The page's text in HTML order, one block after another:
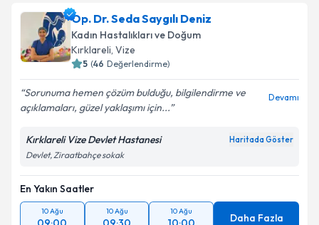
Op. Dr. Günel Gulıyevaiçin randevu takvimi talebi
oluşturun. Size bu uzmandan randevu almanız için bir
takvim hazırlandığında e-posta ile bilgilendireceğiz.
Kişisel verilerimin işlenmesine ilişkin
Aydınlatma
Metni'ni okudum ve kişisel verilerimin belirtilen
kapsamda işlenmesini kabul ediyorum.
Takvim Talebini Gönder
Op. Dr. Seda Saygılı Deniz
Kadın Hastalıkları ve Doğum
Kırklareli, Vize
5 (46 Değerlendirme)
Sorunuma hemen çözüm bulduğu, bilgilendirme ve
açıklamaları, güzel yaklaşımı için...
Devamı
Kırklareli Vize Devlet Hastanesi Haritada Göster
Devlet, Ziraatbahçe sokak
En Yakın Saatler
10 Ağu 10 Ağu 10 Ağu
Daha Fazla